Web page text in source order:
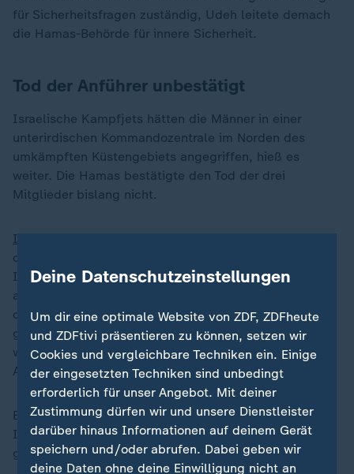
für Sicherheitsfragen zuständig, Udeh leitete demach
die Hamas-Behörde für innere Sicherheit.
Tod der Anführer unbestätigt
Israelische Kampfjets hätten die Männer in einer
unterirdischen Kommandozentrale im Norden des
umkämpften Küstengebiets angegriffen, hieß es
weiter. Die Hamas bestätigte den Tod der drei
Mitglieder bislang nicht.
Israel
dem Terrorüberfall der Hamas Krieg gegen die
Islamistenorganisation im Gazastreifen. Mitte Juli war
auch Hamas-Militärchef Mohammed Deif, der als einer
der Drahtzieher des Hamas-Angriffs vom 7. Oktober
gilt, bei einem Luftangriff im Gazastreifen getötet
worden. Die israelische Armee hatte seine Tötung
Anfang August bestätigt.
Ende Juli war zudem der Chef des Hamas-Politbüros,
Ismail Hanija, in der iranischen Hauptstadt Teheran
getötet worden. Der Iran schrieb den Angriff Israel zu.
Deine Datenschutzeinstellungen
Um dir eine optimale Website von ZDF, ZDFheute
und ZDFtivi präsentieren zu können, setzen wir
Cookies und vergleichbare Techniken ein. Einige
der eingesetzten Techniken sind unbedingt
erforderlich für unser Angebot. Mit deiner
Zustimmung dürfen wir und unsere Dienstleister
darüber hinaus Informationen auf deinem Gerät
speichern und/oder abrufen. Dabei geben wir
deine Daten ohne deine Einwilligung nicht an